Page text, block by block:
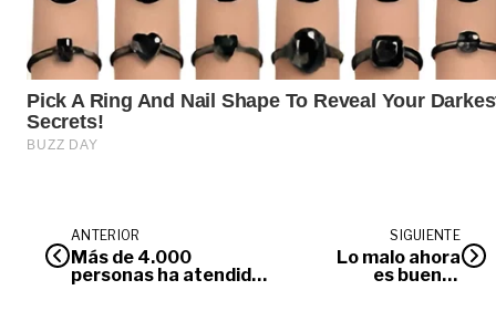
ANTERIOR
Más de 4.000
personas ha atendido
SIGUIENTE
Lo malo ahora
es bueno |